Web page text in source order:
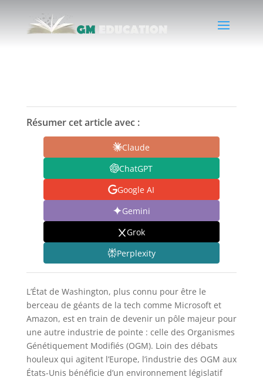
Résumer cet article avec :
Claude
ChatGPT
Google AI
Gemini
Grok
Perplexity
L’État de Washington, plus connu pour être le
berceau de géants de la tech comme Microsoft et
Amazon, est en train de devenir un pôle majeur pour
une autre industrie de pointe : celle des Organismes
Génétiquement Modifiés (OGM). Loin des débats
houleux qui agitent l’Europe, l’industrie des OGM aux
États-Unis bénéficie d’un environnement législatif